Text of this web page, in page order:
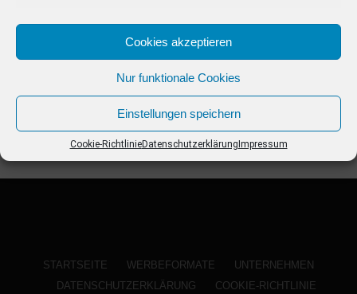
Cookies akzeptieren
Nur funktionale Cookies
Einstellungen speichern
Cookie-RichtlinieDatenschutzerklärung Impressum
STARTSEITE WERBEFORMATE
UNTERNEHMEN
DATENSCHUTZERKLÄRUNG
COOKIE-RICHTLINIE